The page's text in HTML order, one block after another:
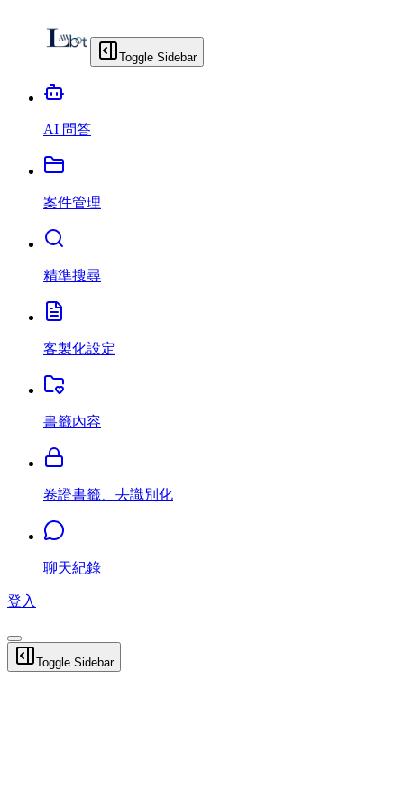
Toggle Sidebar
AI 問答
案件管理
精準搜尋
客製化設定
書籤內容
卷證書籤、去識別化
聊天紀錄
登入
Toggle Sidebar